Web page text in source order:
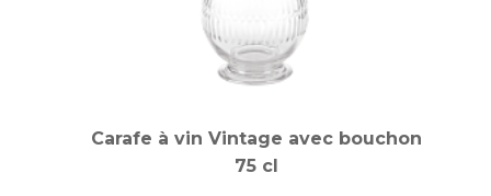
Carafe à vin Vintage avec bouchon
75 cl